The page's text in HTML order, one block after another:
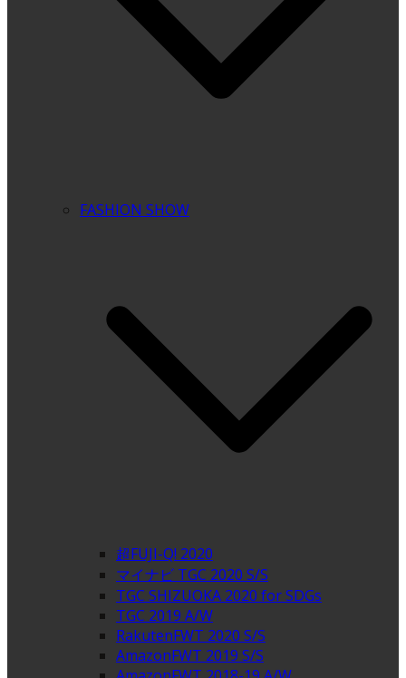
FASHION SHOW
超FUJI-Q! 2020
マイナビ TGC 2020 S/S
TGC SHIZUOKA 2020 for SDGs
TGC 2019 A/W
RakutenFWT 2020 S/S
AmazonFWT 2019 S/S